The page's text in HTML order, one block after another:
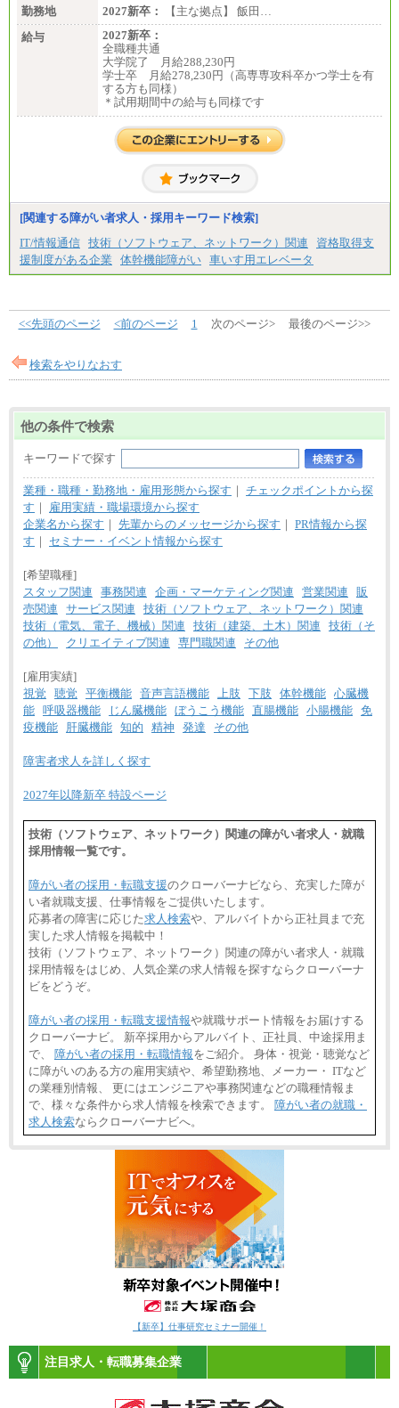
勤務地
2027新卒：
【主な拠点】 飯田…
給与
2027新卒：
全職種共通
大学院了 月給288,230円
学士卒 月給278,230円（高専専攻科卒かつ学士を有
する方も同様）
＊試用期間中の給与も同様です
[関連する障がい者求人・採用キーワード検索]
IT/情報通信 技術（ソフトウェア、ネットワーク）関連
資格取得支
援制度がある企業
体幹機能障がい 車いす用エレベータ
<<先頭のページ <前のページ 1 次のページ> 最後のページ>>
検索をやりなおす
他の条件で検索
キーワードで探す
業種・職種・勤務地・雇用形態から探す ｜ チェックポイントから探
す ｜
雇用実績・職場環境から探す
企業名から探す ｜ 先輩からのメッセージから探す ｜ PR情報から探
す ｜ セミナー・イベント情報から探す
[希望職種]
スタッフ関連
事務関連 企画・マーケティング関連 営業関連
販
売関連
サービス関連
技術（ソフトウェア、ネットワーク）関連
技術（電気、電子、機械）関連
技術（建築、土木）関連
技術（そ
の他）
クリエイティブ関連 専門職関連 その他
[雇用実績]
視覚
聴覚 平衡機能 音声言語機能 上肢 下肢 体幹機能 心臓機
能 呼吸器機能 じん臓機能 ぼうこう機能 直腸機能 小腸機能 免
疫機能
肝臓機能 知的 精神 発達 その他
障害者求人を詳しく探す
2027年以降新卒 特設ページ
技術（ソフトウェア、ネットワーク）関連の障がい者求人・就職
採用情報一覧です。
障がい者の採用・転職支援のクローバーナビなら、充実した障が
い者就職支援、仕事情報をご提供いたします。
応募者の障害に応じた求人検索や、アルバイトから正社員まで充
実した求人情報を掲載中！
技術（ソフトウェア、ネットワーク）関連の障がい者求人・就職
採用情報をはじめ、人気企業の求人情報を探すならクローバーナ
ビをどうぞ。
障がい者の採用・転職支援情報や就職サポート情報をお届けする
クローバーナビ。 新卒採用からアルバイト、正社員、中途採用ま
で、 障がい者の採用・転職情報をご紹介。 身体・視覚・聴覚など
に障がいのある方の雇用実績や、希望勤務地、メーカー・ ITなど
の業種別情報、 更にはエンジニアや事務関連などの職種情報ま
で、様々な条件から求人情報を検索できます。 障がい者の就職・
求人検索ならクローバーナビへ。
【新卒】仕事研究セミナー開催！
注目求人・転職募集企業